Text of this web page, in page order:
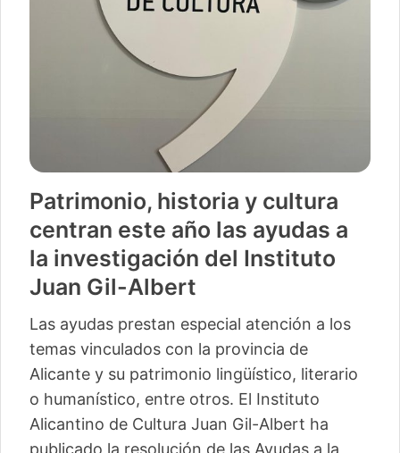
Patrimonio, historia y cultura
centran este año las ayudas a
la investigación del Instituto
Juan Gil-Albert
Las ayudas prestan especial atención a los
temas vinculados con la provincia de
Alicante y su patrimonio lingüístico, literario
o humanístico, entre otros. El Instituto
Alicantino de Cultura Juan Gil-Albert ha
publicado la resolución de las Ayudas a la